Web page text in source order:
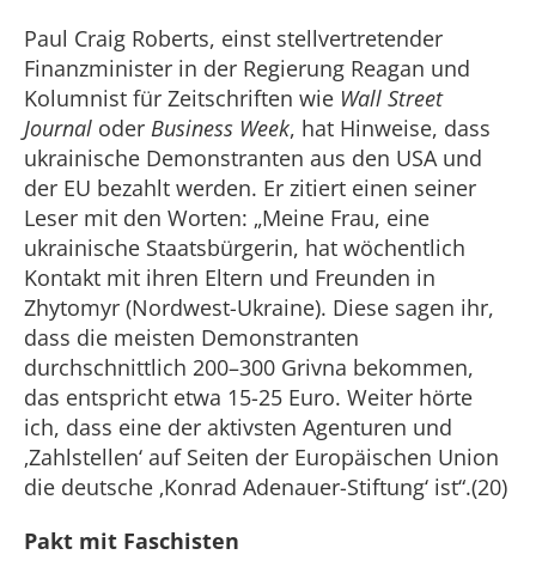
Paul Craig Roberts, einst stellvertretender
Finanzminister in der Regierung Reagan und
Kolumnist für Zeitschriften wie Wall Street
Journal oder Business Week, hat Hinweise, dass
ukrainische Demonstranten aus den USA und
der EU bezahlt werden. Er zitiert einen seiner
Leser mit den Worten: „Meine Frau, eine
ukrainische Staatsbürgerin, hat wöchentlich
Kontakt mit ihren Eltern und Freunden in
Zhytomyr (Nordwest-Ukraine). Diese sagen ihr,
dass die meisten Demonstranten
durchschnittlich 200–300 Grivna bekommen,
das entspricht etwa 15-25 Euro. Weiter hörte
ich, dass eine der aktivsten Agenturen und
‚Zahlstellen‘ auf Seiten der Europäischen Union
die deutsche ‚Konrad Adenauer-Stiftung‘ ist“.(20)
Pakt mit Faschisten